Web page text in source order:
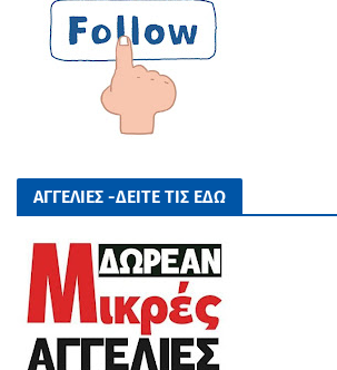
ΑΓΓΕΛΙΕΣ -ΔΕΙΤΕ ΤΙΣ ΕΔΩ